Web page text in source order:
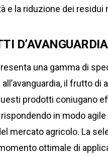
e la riduzione dei residui
D’AVANGUARDIA
una gamma di
il frutto di
prodotti coniugano
in modo
mercato agricolo. La
ottimale di